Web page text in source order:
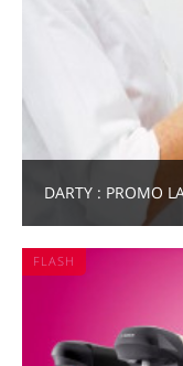
DARTY : PROMO
FLASH